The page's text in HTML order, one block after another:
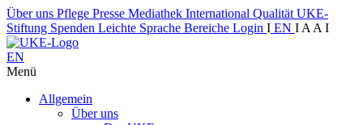
Über uns Pflege Presse Mediathek International Qualität UKE-
Stiftung Spenden Leichte Sprache Bereiche Login I EN I A A I
EN
Menü
Allgemein
Über uns